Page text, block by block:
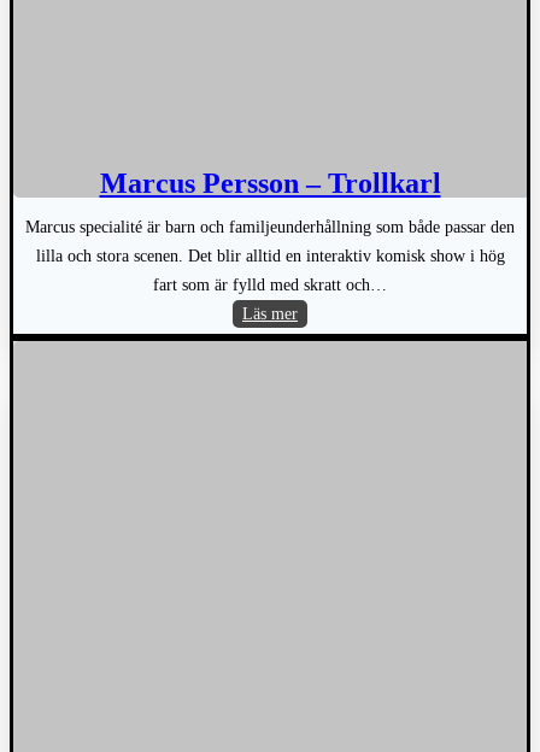
Marcus Persson – Trollkarl
Marcus specialité är barn och familjeunderhållning som både passar den
lilla och stora scenen. Det blir alltid en interaktiv komisk show i hög
fart som är fylld med skratt och…
Läs merMarcus
Persson